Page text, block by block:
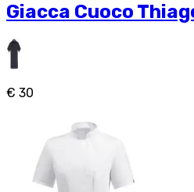
Giacca Cuoco
€ 30